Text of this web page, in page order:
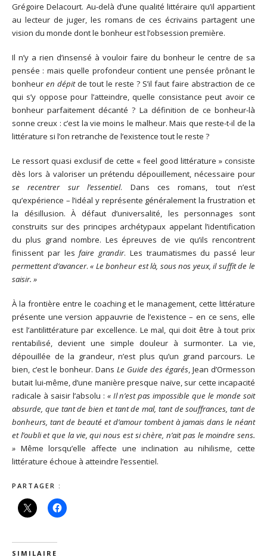
Grégoire Delacourt. Au-delà d’une qualité littéraire qu’il appartient
au lecteur de juger, les romans de ces écrivains partagent une
vision du monde dont le bonheur est l’obsession première.
Il n’y a rien d’insensé à vouloir faire du bonheur le centre de sa
pensée : mais quelle profondeur contient une pensée prônant le
bonheur en dépitde tout le reste ? S’il faut faire abstraction de ce
qui s’y oppose pour l’atteindre, quelle consistance peut avoir ce
bonheur parfaitement décanté ? La définition de ce bonheur-là
sonne creux : c’est la vie moins le malheur. Mais que reste-t-il de la
littérature si l’on retranche de l’existence tout le reste ?
Le ressort quasi exclusif de cette « feel good littérature » consiste
dès lors à valoriser un prétendu dépouillement, nécessaire pour
se recentrer sur l’essentiel. Dans ces romans, tout n’est
qu’expérience – l’idéal y représente généralement la frustration et
la désillusion. À défaut d’universalité, les personnages sont
construits sur des principes archétypaux appelant l’identification
du plus grand nombre. Les épreuves de vie qu’ils rencontrent
finissent par lesfaire grandir. Les traumatismes du passé leur
permettent d’avancer.« Le bonheur est là, sous nos yeux, il suffit de le
saisir. »
À la frontière entre le coaching et le management, cette littérature
présente une version appauvrie de l’existence – en ce sens, elle
est l’antilittérature par excellence. Le mal, qui doit être à tout prix
rentabilisé, devient une simple douleur à surmonter. La vie,
dépouillée de la grandeur, n’est plus qu’un grand parcours. Le
bien, c’est le bonheur. Dans Le Guide des égarés, Jean d’Ormesson
butait lui-même, d’une manière presque naïve, sur cette incapacité
radicale à saisir l’absolu : « Il n’est pas impossible que le monde soit
absurde, que tant de bien et tant de mal, tant de souffrances, tant de
bonheurs, tant de beauté et d’amour tombent à jamais dans le néant
et l’oubli et que la vie, qui nous est si chère, n’ait pas le moindre sens.
» Même lorsqu’elle affecte une inclination au nihilisme, cette
littérature échoue à atteindre l’essentiel.
PARTAGER :
SIMILAIRE